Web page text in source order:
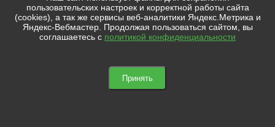
вышерасположенных этажей.
Если местом возникновения пожара является зальное
помещение, где пожар может быть обнаружен одновременно
пользовательских настроек и корректной работы сайта
(cookies), а так же сервисы веб-аналитики Яндекс.Метрика и
Яндекс-Вебмастер. Продолжая пользоваться сайтом, вы
соглашаетесь с политикой конфиденциальности
Принять